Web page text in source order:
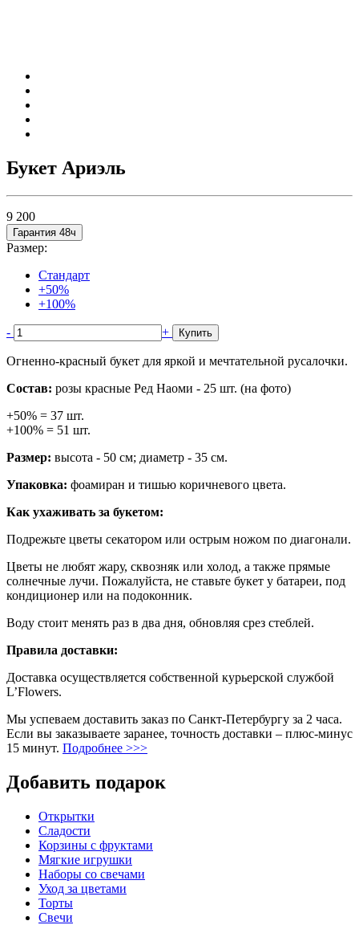
Букет Ариэль
9 200
Гарантия 48ч
Размер:
Стандарт
+50%
+100%
- + Купить
Огненно-красный букет для яркой и мечтательной русалочки.
Состав: розы красные Ред Наоми - 25 шт. (на фото)
+50% = 37 шт.
+100% = 51 шт.
Размер: высота - 50 см; диаметр - 35 см.
Упаковка: фоамиран и тишью коричневого цвета.
Как ухаживать за букетом:
Подрежьте цветы секатором или острым ножом по диагонали.
Цветы не любят жару, сквозняк или холод, а также прямые
солнечные лучи. Пожалуйста, не ставьте букет у батареи, под
кондиционер или на подоконник.
Воду стоит менять раз в два дня, обновляя срез стеблей.
Правила доставки:
Доставка осуществляется собственной курьерской службой
L’Flowers.
Мы успеваем доставить заказ по Санкт-Петербургу за 2 часа.
Если вы заказываете заранее, точность доставки – плюс-минус
15 минут. Подробнее >>>
Добавить подарок
Открытки
Сладости
Корзины с фруктами
Мягкие игрушки
Наборы со свечами
Уход за цветами
Торты
Свечи